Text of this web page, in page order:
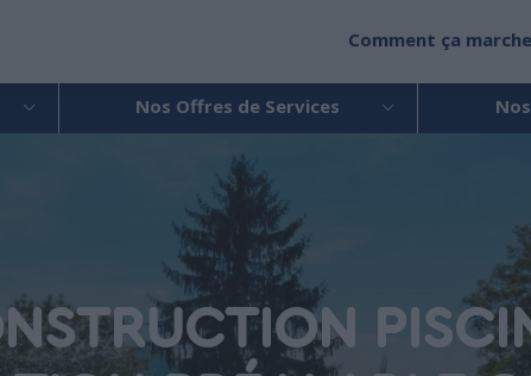
Comment ça
Nos Offres de Services